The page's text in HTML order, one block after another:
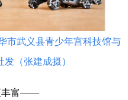
市武义县青少年宫科技馆与
（张建成摄）
富——